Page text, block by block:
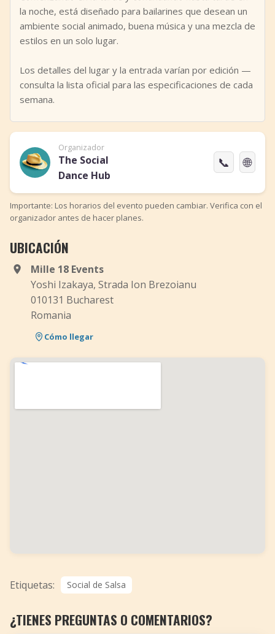
la noche, está diseñado para bailarines que desean un
ambiente social animado, buena música y una mezcla de
estilos en un solo lugar.
Los detalles del lugar y la entrada varían por edición —
consulta la lista oficial para las especificaciones de cada
semana.
Organizador
The Social
Dance Hub
📞 🌐
Importante: Los horarios del evento pueden cambiar. Verifica con el
organizador antes de hacer planes.
UBICACIÓN
Mille 18 Events
Yoshi Izakaya, Strada Ion Brezoianu
010131 Bucharest
Romania
Cómo llegar
Etiquetas: Social de Salsa
¿TIENES PREGUNTAS O COMENTARIOS?